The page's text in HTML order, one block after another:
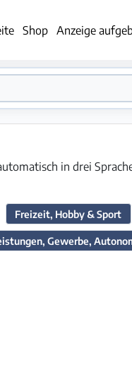
Shop Anzeige
in drei
Freizeit, Hobby & Sport
Gewerbe,